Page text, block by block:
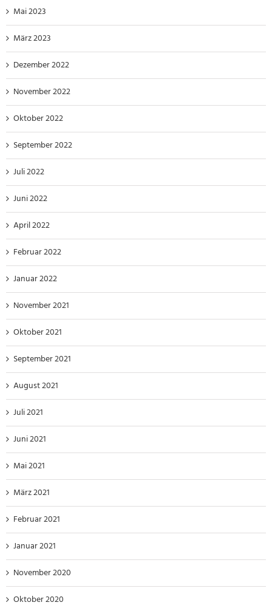
Mai 2023
März 2023
Dezember 2022
November 2022
Oktober 2022
September 2022
Juli 2022
Juni 2022
April 2022
Februar 2022
Januar 2022
November 2021
Oktober 2021
September 2021
August 2021
Juli 2021
Juni 2021
Mai 2021
März 2021
Februar 2021
Januar 2021
November 2020
Oktober 2020